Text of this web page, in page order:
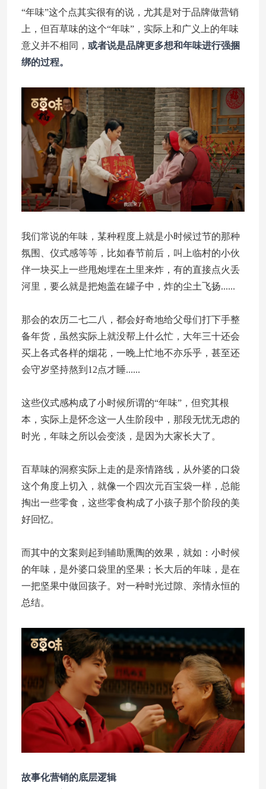
“年味”这个点其实很有的说，尤其是对于品牌做营销
上，但百草味的这个“年味”，实际上和广义上的年味
意义并不相同， 或者说是品牌更多想和年味进行强捆
绑的过程。
我们常说的年味，某种程度上就是小时候过节的那种
氛围、仪式感等等，比如春节前后，叫上临村的小伙
伴一块买上一些甩炮埋在土里来炸，有的直接点火丢
河里，要么就是把炮盖在罐子中，炸的尘土飞扬......
那会的农历二七二八，都会好奇地给父母们打下手整
备年货，虽然实际上就没帮上什么忙，大年三十还会
买上各式各样的烟花，一晚上忙地不亦乐乎，甚至还
会守岁坚持熬到12点才睡......
这些仪式感构成了小时候所谓的“年味”，但究其根
本，实际上是怀念这一人生阶段中，那段无忧无虑的
时光，年味之所以会变淡，是因为大家长大了。
百草味的洞察实际上走的是亲情路线，从外婆的口袋
这个角度上切入，就像一个四次元百宝袋一样，总能
掏出一些零食，这些零食构成了小孩子那个阶段的美
好回忆。
而其中的文案则起到辅助熏陶的效果，就如：小时候
的年味，是外婆口袋里的坚果；长大后的年味，是在
一把坚果中做回孩子。对一种时光过隙、亲情永恒的
总结。
故事化营销的底层逻辑